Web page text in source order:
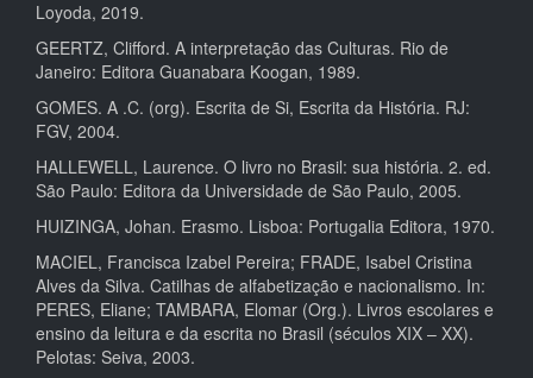
Loyoda, 2019.
GEERTZ, Clifford. A interpretação das Culturas. Rio de
Janeiro: Editora Guanabara Koogan, 1989.
GOMES. A .C. (org). Escrita de Si, Escrita da História. RJ:
FGV, 2004.
HALLEWELL, Laurence. O livro no Brasil: sua história. 2. ed.
São Paulo: Editora da Universidade de São Paulo, 2005.
HUIZINGA, Johan. Erasmo. Lisboa: Portugalia Editora, 1970.
MACIEL, Francisca Izabel Pereira; FRADE, Isabel Cristina
Alves da Silva. Catilhas de alfabetização e nacionalismo. In:
PERES, Eliane; TAMBARA, Elomar (Org.). Livros escolares e
ensino da leitura e da escrita no Brasil (séculos XIX – XX).
Pelotas: Seiva, 2003.